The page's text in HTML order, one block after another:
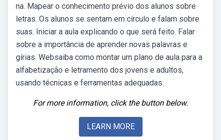
na. Mapear o conhecimento prévio dos alunos sobre
letras. Os alunos se sentam em círculo e falam sobre
suas. Iniciar a aula explicando o que será feito. Falar
sobre a importância de aprender novas palavras e
gírias. Websaiba como montar um plano de aula para a
alfabetização e letramento dos jovens e adultos,
usando técnicas e ferramentas adequadas.
For more information, click the button below.
LEARN MORE